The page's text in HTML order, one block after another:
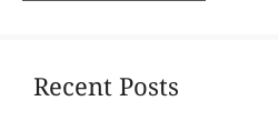
Recent Posts